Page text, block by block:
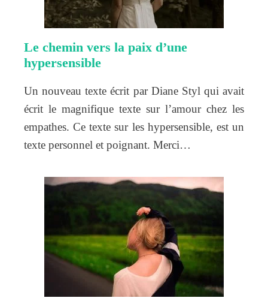
Le chemin vers la paix d’une
hypersensible
Un nouveau texte écrit par Diane Styl qui avait
écrit le magnifique texte sur l’amour chez les
empathes. Ce texte sur les hypersensible, est un
texte personnel et poignant. Merci…